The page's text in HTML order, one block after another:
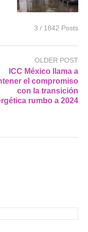
3 / 1842 Posts
OLDER POST
ICC México llama a
el compromiso
con la transición
rumbo a 2024